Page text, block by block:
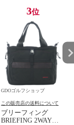
3位
GDOゴルフショップ
この販売店の送料について
ブリーフィング
BRIEFING 2WAY